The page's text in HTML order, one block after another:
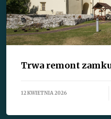
Trwa remont
12 KWIETNIA 2026